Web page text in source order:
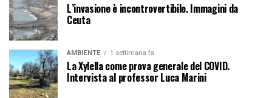
L’invasione è incontrovertibile. Immagini da
Ceuta
AMBIENTE 1 settimana fa
La Xylella come prova generale del COVID.
Intervista al professor Luca Marini